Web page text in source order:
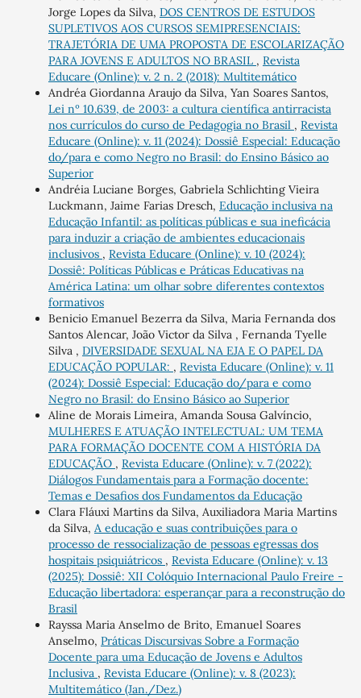
Jorge Lopes da Silva, DOS CENTROS DE ESTUDOS
SUPLETIVOS AOS CURSOS SEMIPRESENCIAIS:
TRAJETÓRIA DE UMA PROPOSTA DE ESCOLARIZAÇÃO
PARA JOVENS E ADULTOS NO BRASIL , Revista
Educare (Online): v. 2 n. 2 (2018): Multitemático
Andréa Giordanna Araujo da Silva, Yan Soares Santos,
Lei nº 10.639, de 2003: a cultura científica antirracista
nos currículos do curso de Pedagogia no Brasil , Revista
Educare (Online): v. 11 (2024): Dossiê Especial: Educação
do/para e como Negro no Brasil: do Ensino Básico ao
Superior
Andréia Luciane Borges, Gabriela Schlichting Vieira
Luckmann, Jaime Farias Dresch, Educação inclusiva na
Educação Infantil: as políticas públicas e sua ineficácia
para induzir a criação de ambientes educacionais
inclusivos , Revista Educare (Online): v. 10 (2024):
Dossiê: Políticas Públicas e Práticas Educativas na
América Latina: um olhar sobre diferentes contextos
formativos
Benicio Emanuel Bezerra da Silva, Maria Fernanda dos
Santos Alencar, João Victor da Silva , Fernanda Tyelle
Silva , DIVERSIDADE SEXUAL NA EJA E O PAPEL DA
EDUCAÇÃO POPULAR: , Revista Educare (Online): v. 11
(2024): Dossiê Especial: Educação do/para e como
Negro no Brasil: do Ensino Básico ao Superior
Aline de Morais Limeira, Amanda Sousa Galvíncio,
MULHERES E ATUAÇÃO INTELECTUAL: UM TEMA
PARA FORMAÇÃO DOCENTE COM A HISTÓRIA DA
EDUCAÇÃO , Revista Educare (Online): v. 7 (2022):
Diálogos Fundamentais para a Formação docente:
Temas e Desafios dos Fundamentos da Educação
Clara Fláuxi Martins da Silva, Auxiliadora Maria Martins
da Silva, A educação e suas contribuições para o
processo de ressocialização de pessoas egressas dos
hospitais psiquiátricos , Revista Educare (Online): v. 13
(2025): Dossiê: XII Colóquio Internacional Paulo Freire -
Educação libertadora: esperançar para a reconstrução do
Brasil
Rayssa Maria Anselmo de Brito, Emanuel Soares
Anselmo, Práticas Discursivas Sobre a Formação
Docente para uma Educação de Jovens e Adultos
Inclusiva , Revista Educare (Online): v. 8 (2023):
Multitemático (Jan./Dez.)